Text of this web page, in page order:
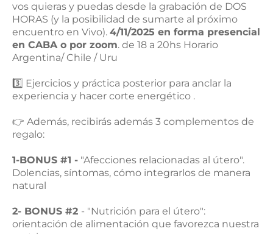
vos quieras y puedas desde la grabación de DOS
HORAS (y la posibilidad de sumarte al próximo
encuentro en Vivo). 4/11/2025 en forma presencial
en CABA o por zoom. de 18 a 20hs Horario
Argentina/ Chile / Uru
3️⃣ Ejercicios y práctica posterior para anclar la
experiencia y hacer corte energético .
👉 Además, recibirás además 3 complementos de
regalo:
1-BONUS #1 - "Afecciones relacionadas al útero".
Dolencias, síntomas, cómo integrarlos de manera
natural
2- BONUS #2 - "Nutrición para el útero":
orientación de alimentación que favorezca nuestra